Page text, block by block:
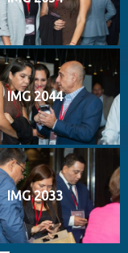
IMG 2044
IMG 2033